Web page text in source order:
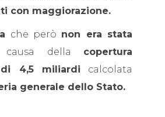
con maggiorazione.
che però non era stata
della copertura
di 4,5 miliardi calcolata
generale dello Stato.